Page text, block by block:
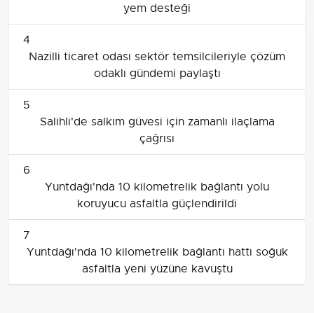
yem desteği
4
Nazilli ticaret odası sektör temsilcileriyle çözüm
odaklı gündemi paylaştı
5
Salihli'de salkım güvesi için zamanlı ilaçlama
çağrısı
6
Yuntdağı'nda 10 kilometrelik bağlantı yolu
koruyucu asfaltla güçlendirildi
7
Yuntdağı'nda 10 kilometrelik bağlantı hattı soğuk
asfaltla yeni yüzüne kavuştu